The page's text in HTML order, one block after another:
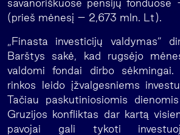
savanoriškuose pensijų
(prieš mėnesį – 2,673 mln. Lt).
„Finasta investicijų valdymas”
Barštys sakė, kad rugsėjo
valdomi fondai dirbo sėkmingai.
rinkos leido įžvalgesniems
Tačiau paskutiniosiomis
Gruzijos konfliktas dar kartą
pavojai gali tykoti